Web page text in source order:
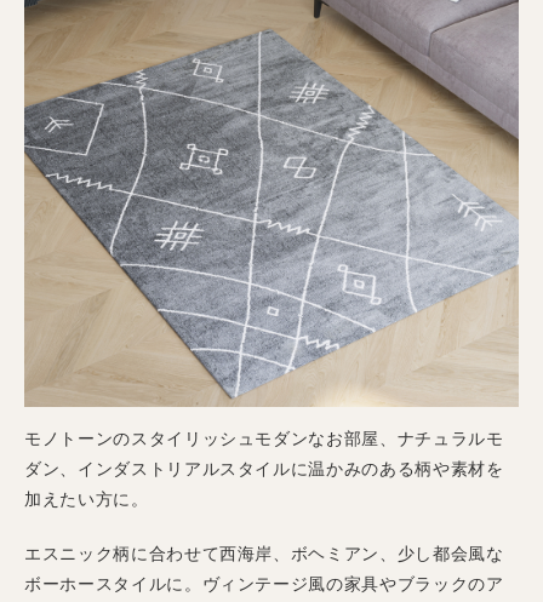
モノトーンのスタイリッシュモダンなお部屋、ナチュラルモ
ダン、インダストリアルスタイルに温かみのある柄や素材を
加えたい方に。
エスニック柄に合わせて西海岸、ボヘミアン、少し都会風な
ボーホースタイルに。ヴィンテージ風の家具やブラックのア